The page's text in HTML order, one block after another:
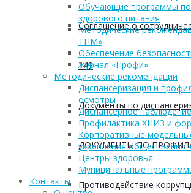
Соглашение о
149
Документы по
ДОКУМЕНТЫ ПО
Противодействие
Обучающие программы
здорового питания
Методические
ТПМ»
Обеспечение
Журнал «Профи»
Методические рекомендации
Диспансеризация и
осмотры
Диспансерное наблюдение
Профилактика ХНИЗ и
Корпоративные
укрепления
Центры здоровья
Муниципальные
Контакты